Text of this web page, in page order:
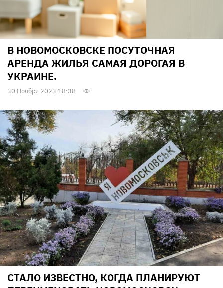
В НОВОМОСКОВСКЕ ПОСУТОЧНАЯ
АРЕНДА ЖИЛЬЯ САМАЯ ДОРОГАЯ В
УКРАИНЕ.
30 Ноября 2023 18:38
СТАЛО ИЗВЕСТНО, КОГДА ПЛАНИРУЮТ